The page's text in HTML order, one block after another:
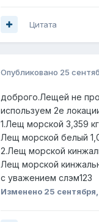
Цитата
Опубликовано 25
доброго.Лещей не
используем 2е
1.Лещ морской 3,359
Лещ морской белый
2.Лещ морской
Лещ морской
с уважением слэм123
Изменено 25